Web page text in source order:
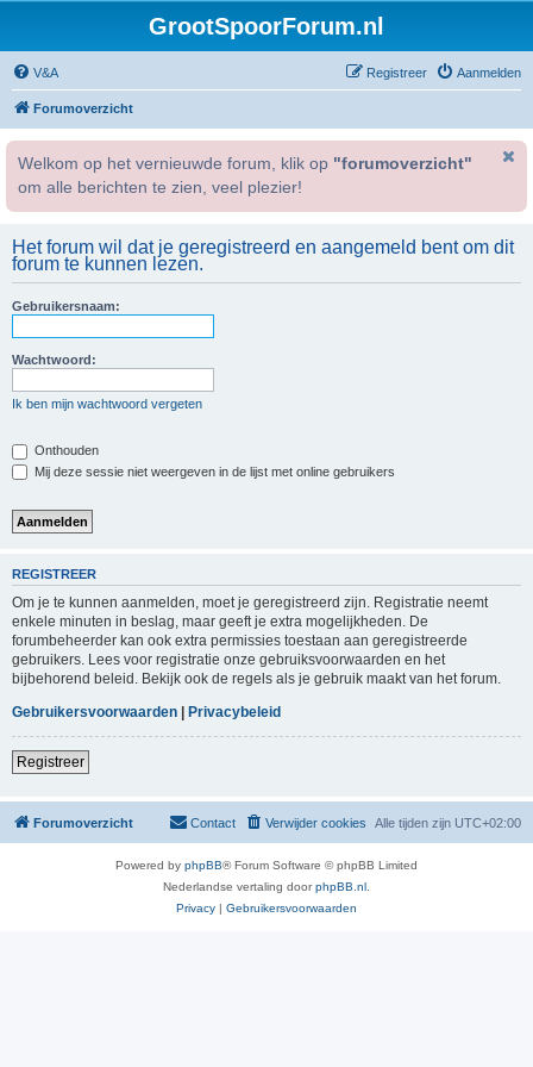
GrootSpoorForum.nl
V&A Aanmelden
Registreer
Forumoverzicht
Welkom op het vernieuwde forum, klik op "forumoverzicht"
om alle berichten te zien, veel plezier!
Het forum wil dat je geregistreerd en aangemeld bent om dit
forum te kunnen lezen.
Gebruikersnaam:
Wachtwoord:
Ik ben mijn wachtwoord vergeten
Onthouden
Mij deze sessie niet weergeven in de lijst met online gebruikers
REGISTREER
Om je te kunnen aanmelden, moet je geregistreerd zijn. Registratie neemt
enkele minuten in beslag, maar geeft je extra mogelijkheden. De
forumbeheerder kan ook extra permissies toestaan aan geregistreerde
gebruikers. Lees voor registratie onze gebruiksvoorwaarden en het
bijbehorend beleid. Bekijk ook de regels als je gebruik maakt van het forum.
Gebruikersvoorwaarden | Privacybeleid
Registreer
Forumoverzicht Alle tijden zijn UTC+02:00
Verwijder cookies
Contact
Powered by phpBB® Forum Software © phpBB Limited
Nederlandse vertaling doorphpBB.nl
Privacy | Gebruikersvoorwaarden